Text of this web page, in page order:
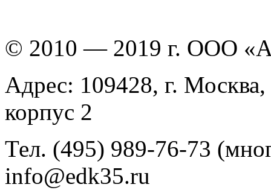
© 2010 — 2019 г. ООО
Адрес: 109428, г.
корпус 2
Тел. (495) 989-76-73
info@edk35.ru